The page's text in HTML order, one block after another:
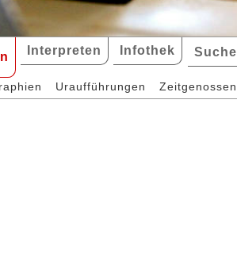
Interpreten Infothek Suche
Uraufführungen Zeitgenossen